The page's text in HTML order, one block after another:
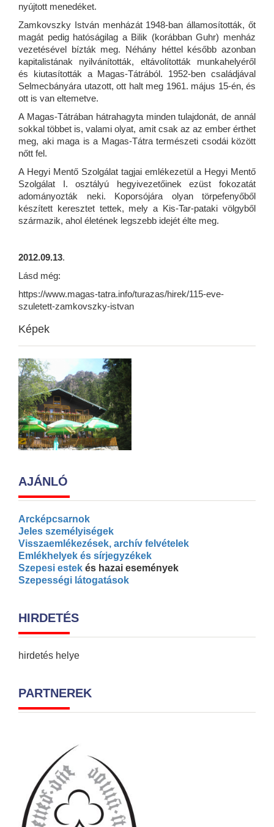
nyújtott menedéket.
Zamkovszky István menházát 1948-ban államosították, őt
magát pedig hatóságilag a Bilik (korábban Guhr) menház
vezetésével bízták meg. Néhány héttel később azonban
kapitalistának nyilvánították, eltávolították munkahelyéről
és kiutasították a Magas-Tátrából. 1952-ben családjával
Selmecbányára utazott, ott halt meg 1961. május 15-én, és
ott is van eltemetve.
A Magas-Tátrában hátrahagyta minden tulajdonát, de annál
sokkal többet is, valami olyat, amit csak az az ember érthet
meg, aki maga is a Magas-Tátra természeti csodái között
nőtt fel.
A Hegyi Mentő Szolgálat tagjai emlékezetül a Hegyi Mentő
Szolgálat I. osztályú hegyivezetőinek ezüst fokozatát
adományozták neki. Koporsójára olyan törpefenyőből
készített keresztet tettek, mely a Kis-Tar-pataki völgyből
származik, ahol életének legszebb idejét élte meg.
2012.09.13.
Lásd még:
https://www.magas-tatra.info/turazas/hirek/115-eve-
szuletett-zamkovszky-istvan
Képek
AJÁNLÓ
Arcképcsarnok
Jeles személyiségek
Visszaemlékezések, archív felvételek
Emlékhelyek és sírjegyzékek
Szepesi estek és hazai események
Szepességi látogatások
HIRDETÉS
hirdetés helye
PARTNEREK